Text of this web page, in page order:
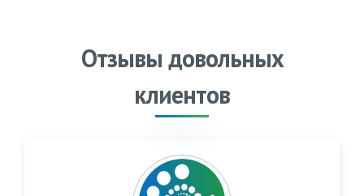
Отзывы довольных
клиентов